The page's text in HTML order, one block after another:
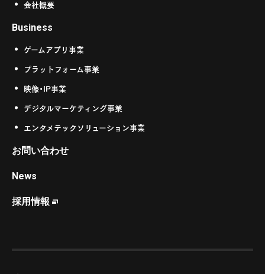
会社概要
Business
ゲームアプリ事業
プラットフォーム事業
映像・IP事業
デジタルマーケティング事業
エンタメテックソリューション事業
お問い合わせ
News
採用情報